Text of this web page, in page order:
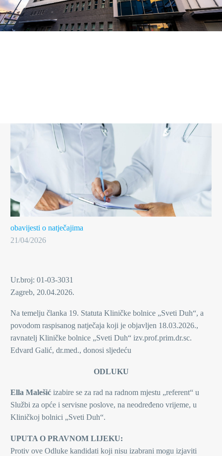
obavijesti o natječajima
21/04/2026
Ur.broj: 01-03-3031
Zagreb, 20.04.2026.
Na temelju članka 19. Statuta Kliničke bolnice „Sveti Duh“, a
povodom raspisanog natječaja koji je objavljen 18.03.2026.,
ravnatelj Kliničke bolnice „Sveti Duh“ izv.prof.prim.dr.sc.
Edvard Galić, dr.med., donosi sljedeću
ODLUKU
Ella Malešić izabire se za rad na radnom mjestu „referent“ u
Službi za opće i servisne poslove, na neodređeno vrijeme, u
Kliničkoj bolnici „Sveti Duh“.
UPUTA O PRAVNOM LIJEKU:
Protiv ove Odluke kandidati koji nisu izabrani mogu izjaviti